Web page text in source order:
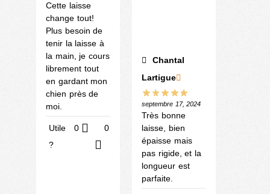
Cette laisse
change tout!
Plus besoin de
tenir la laisse à
la main, je cours
librement tout
en gardant mon
chien près de
moi.
Utile
?
0 0
Chantal
Lartigue
septembre 17, 2024
Très bonne
laisse, bien
épaisse mais
pas rigide, et la
longueur est
parfaite.